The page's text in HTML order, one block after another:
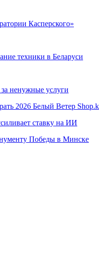
Касперского»
техники в Беларуси
ненужные услуги
2026 Белый Ветер
ставку на ИИ
Победы в Минске